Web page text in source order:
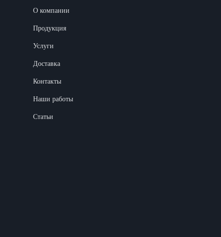
О компании
Продукция
Услуги
Доставка
Контакты
Наши работы
Статьи